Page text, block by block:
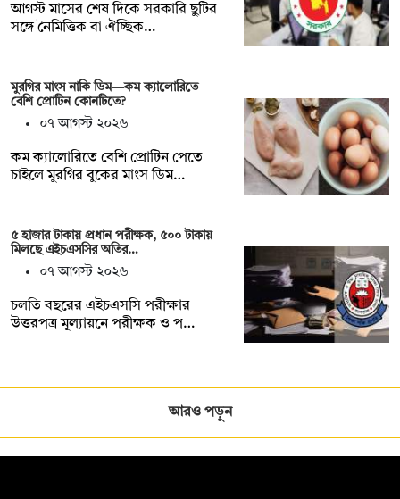
আগস্ট মাসের শেষ দিকে সরকারি ছুটির
সঙ্গে নৈমিত্তিক বা ঐচ্ছিক…
মুরগির মাংস নাকি ডিম—কম ক্যালোরিতে
বেশি প্রোটিন কোনটিতে?
০৭ আগস্ট ২০২৬
কম ক্যালোরিতে বেশি প্রোটিন পেতে
চাইলে মুরগির বুকের মাংস ডিম…
৫ হাজার টাকায় প্রধান পরীক্ষক, ৫০০ টাকায়
মিলছে এইচএসসির অতির…
০৭ আগস্ট ২০২৬
চলতি বছরের এইচএসসি পরীক্ষার
উত্তরপত্র মূল্যায়নে পরীক্ষক ও প…
আরও পড়ুন